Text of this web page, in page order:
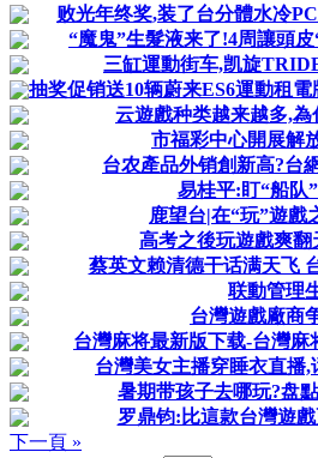
败光年终奖,装了台分體水冷
“魔鬼”生髮液来了!4周讓頭
三缸運動街车,凯旋
抽奖促销送10辆蔚来ES6運動租
云遊戲种类越来越多,
市福彩中心開展解
台农產品外销創新高?
易桂平:盯“船队
鹿望台|在“玩”遊戲
高考之後玩遊戲爽
蔡英文赖清德干话满天飞
联動管理
台灣遊戲廠商
台灣麻将最新版下载-台灣
台灣美女主播穿睡衣直播
暑期带孩子去哪玩?盘
罗鼎钧:比這款台灣遊
下一頁 »